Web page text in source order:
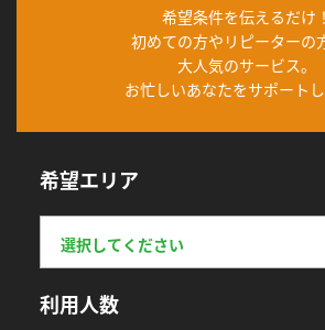
希望条件を伝えるだけ！
初めての方やリピーターの
大人気のサービス。
お忙しいあなたをサポートし
希望エリア
利用人数